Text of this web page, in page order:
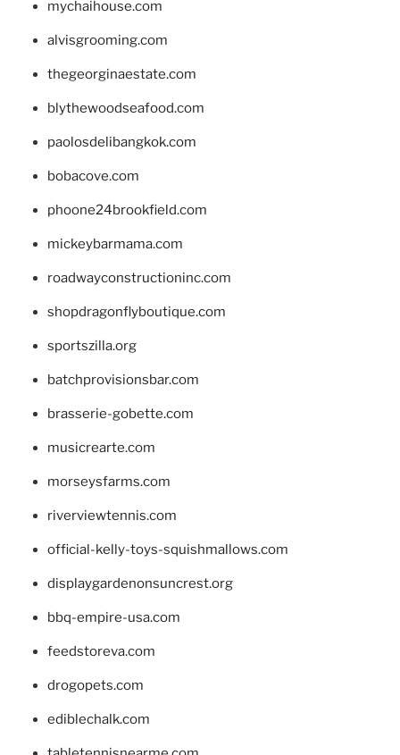
mychaihouse.com
alvisgrooming.com
thegeorginaestate.com
blythewoodseafood.com
paolosdelibangkok.com
bobacove.com
phoone24brookfield.com
mickeybarmama.com
roadwayconstructioninc.com
shopdragonflyboutique.com
sportszilla.org
batchprovisionsbar.com
brasserie-gobette.com
musicrearte.com
morseysfarms.com
riverviewtennis.com
official-kelly-toys-squishmallows.com
displaygardenonsuncrest.org
bbq-empire-usa.com
feedstoreva.com
drogopets.com
ediblechalk.com